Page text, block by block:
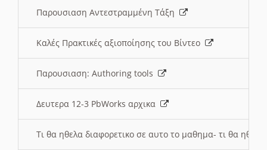
Παρουσιαση Αντεστραμμένη Τάξη
Καλές Πρακτικές αξιοποίησης του Βίντεο
Παρουσιαση: Authoring tools
Δευτερα 12-3 PbWorks αρχικα
Τι θα ηθελα διαφορετικο σε αυτο το μαθημα- τι θα